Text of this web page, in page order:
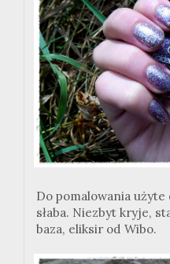
Do pomalowania
słaba. Niezbyt kryje,
baza, eliksir od Wibo.